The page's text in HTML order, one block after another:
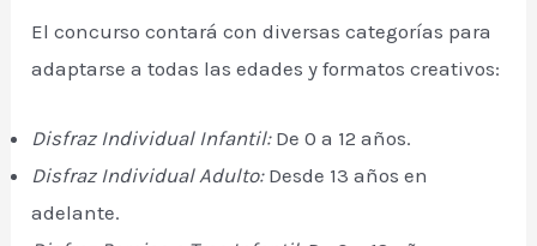
El concurso contará con diversas categorías para
adaptarse a todas las edades y formatos creativos:
Disfraz Individual Infantil:De 0 a 12 años.
Disfraz Individual Adulto:Desde 13 años en
adelante.